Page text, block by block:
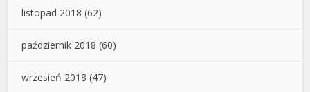
listopad 2018 (62)
październik 2018 (60)
wrzesień 2018 (47)